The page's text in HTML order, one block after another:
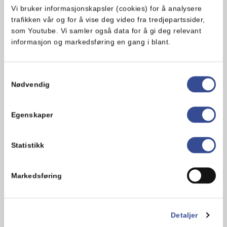
Vi bruker informasjonskapsler (cookies) for å analysere
trafikken vår og for å vise deg video fra tredjepartssider,
som Youtube. Vi samler også data for å gi deg relevant
informasjon og markedsføring en gang i blant.
Nødvendig
Egenskaper
Statistikk
Markedsføring
Detaljer
tillegg er de veldig enkle å lage. Og det beste av
alt: de kan lages på bare en halvtime!
Oppskrift på melkefrie scones